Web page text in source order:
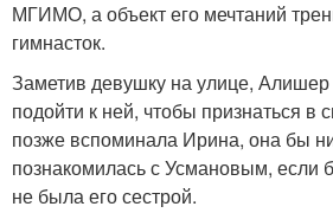
МГИМО, а объект его мечтаний
гимнасток.
Заметив девушку на улице, Алишер
подойти к ней, чтобы признаться в
позже вспоминала Ирина, она бы
познакомилась с Усмановым, если
не была его сестрой.